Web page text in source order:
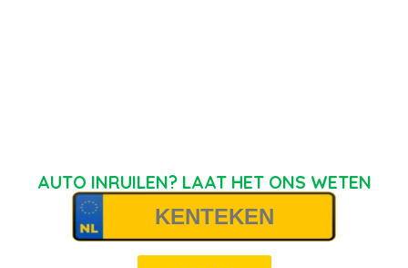
AUTO INRUILEN? LAAT HET ONS WETEN